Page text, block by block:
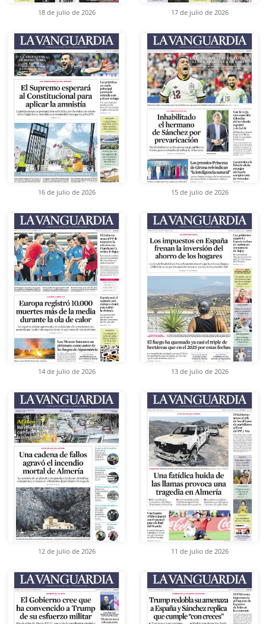
18 de julio de 2026 17 de julio de 2026
16 de julio de 2026 15 de julio de 2026
14 de julio de 2026 13 de julio de 2026
12 de julio de 2026 11 de julio de 2026